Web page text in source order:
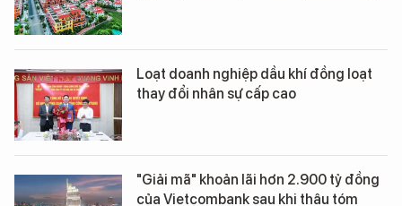
Loạt doanh nghiệp dầu khí đồng loạt
thay đổi nhân sự cấp cao
"Giải mã" khoản lãi hơn 2.900 tỷ đồng
của Vietcombank sau khi thâu tóm